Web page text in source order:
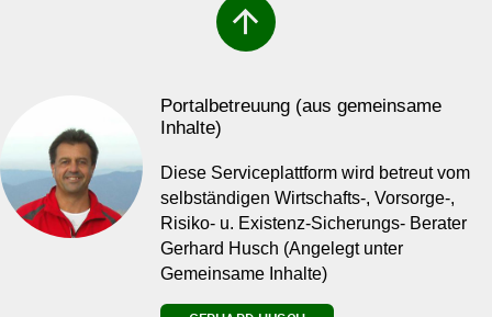
arrow_upward
Portalbetreuung (aus gemeinsame
Inhalte)
Diese Serviceplattform wird betreut vom
selbständigen Wirtschafts-, Vorsorge-,
Risiko- u. Existenz-Sicherungs- Berater
Gerhard Husch (Angelegt unter
Gemeinsame Inhalte)